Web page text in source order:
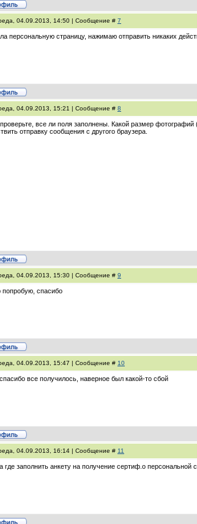
04.09.2013, 14:50 | Сообщение # 7
персональную страницу, нажимаю отправить никаких
04.09.2013, 15:21 | Сообщение # 8
, проверьте, все ли поля заполнены. Какой размер
отправку сообщения с другого браузера.
04.09.2013, 15:30 | Сообщение # 9
попробую, спасибо
04.09.2013, 15:47 | Сообщение # 10
все получилось, наверное был какой-то сбой
04.09.2013, 16:14 | Сообщение # 11
где заполнить анкету на получение сертиф.о персональной